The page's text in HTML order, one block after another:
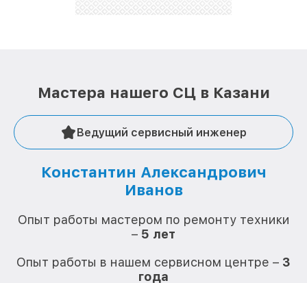
Мастера нашего СЦ в Казани
Ведущий сервисный инженер
Константин Александрович
Иванов
Опыт работы мастером по ремонту техники
– 5 лет
Опыт работы в нашем сервисном центре – 3
года